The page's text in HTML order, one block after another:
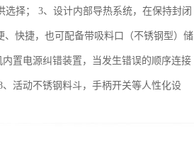
择； 3、设计内部导热系统，在保持封闭
快捷，也可配备带吸料口（不锈钢型）储
置电源纠错装置，当发生错误的顺序连接
活动不锈钢料斗，手柄开关等人性化设